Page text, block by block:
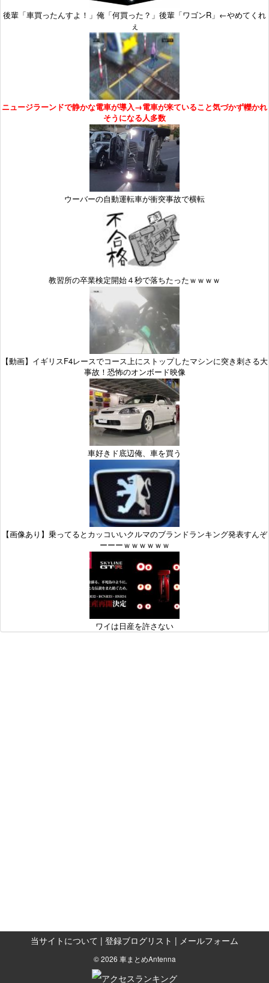
後輩「車買ったんすよ！」俺「何買った？」後輩「ワゴンR」←やめてくれ
ぇ
ニュージラーンドで静かな電車が導入→電車が来ていること気づかず轢かれ
そうになる人多数
ウーバーの自動運転車が衝突事故で横転
教習所の卒業検定開始４秒で落ちたったｗｗｗｗ
【動画】イギリスF4レースでコース上にストップしたマシンに突き刺さる大
事故！恐怖のオンボード映像
車好きド底辺俺、車を買う
【画像あり】乗ってるとカッコいいクルマのブランドランキング発表すんぞ
ーーーｗｗｗｗｗｗ
ワイは日産を許さない
当サイトについて | 登録ブログリスト | メールフォーム
© 2026 車まとめAntenna